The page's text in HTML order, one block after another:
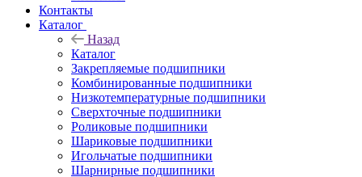
Контакты
Каталог
Назад
Каталог
Закрепляемые подшипники
Комбинированные подшипники
Низкотемпературные подшипники
Сверхточные подшипники
Роликовые подшипники
Шариковые подшипники
Игольчатые подшипники
Шарнирные подшипники